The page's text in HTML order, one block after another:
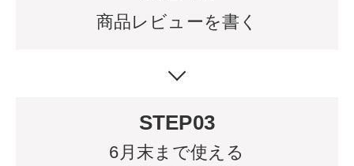
商品レビューを書く
STEP03
6月末まで使える